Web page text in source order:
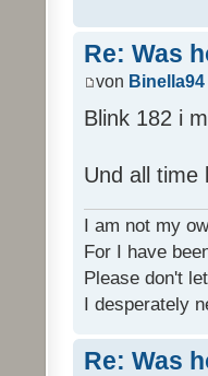
Re: Was
von Binella94
Blink 182 i
Und all time
I am not my
For I have
Please don't
I desperately
Re: Was